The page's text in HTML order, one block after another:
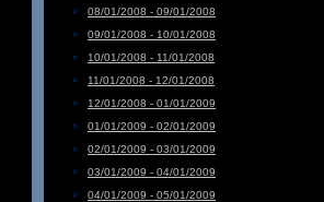
08/01/2008 - 09/01/2008
09/01/2008 - 10/01/2008
10/01/2008 - 11/01/2008
11/01/2008 - 12/01/2008
12/01/2008 - 01/01/2009
01/01/2009 - 02/01/2009
02/01/2009 - 03/01/2009
03/01/2009 - 04/01/2009
04/01/2009 - 05/01/2009